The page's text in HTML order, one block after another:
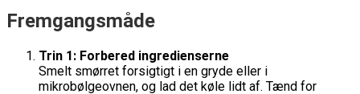
Fremgangsmåde
Trin 1: Forbered ingredienserne
Smelt smørret forsigtigt i en gryde eller i
mikrobølgeovnen, og lad det køle lidt af. Tænd for